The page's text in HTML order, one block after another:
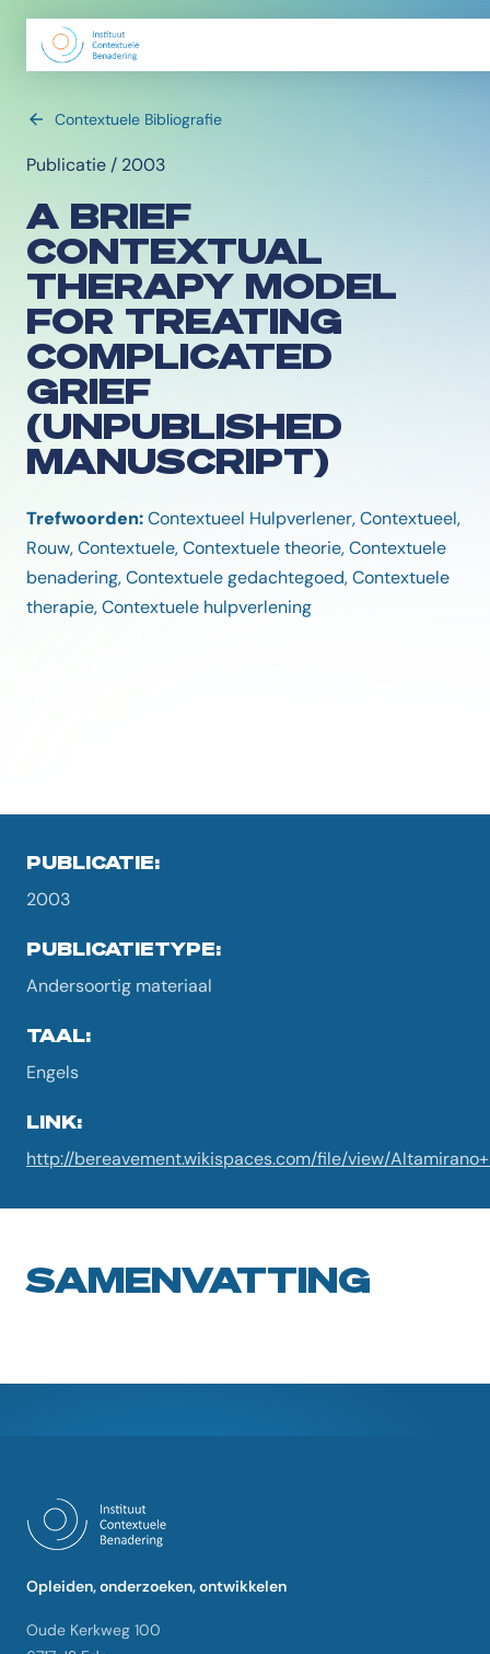
Contextuele Bibliografie
Publicatie / 2003
A BRIEF
CONTEXTUAL
THERAPY MODEL
FOR TREATING
COMPLICATED
GRIEF
(UNPUBLISHED
MANUSCRIPT)
Trefwoorden:Contextueel Hulpverlener, Contextueel,
Rouw, Contextuele, Contextuele theorie, Contextuele
benadering, Contextuele gedachtegoed, Contextuele
therapie, Contextuele hulpverlening
PUBLICATIE:
2003
PUBLICATIETYPE:
Andersoortig materiaal
TAAL:
Engels
LINK:
http://bereavement.wikispaces.com/file/view/
SAMENVATTING
Opleiden, onderzoeken, ontwikkelen
Oude Kerkweg 100